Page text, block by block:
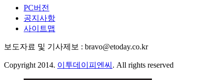
PC버전
공지사항
사이트맵
보도자료 및 기사제보 : bravo@etoday.co.kr
Copyright 2014. 이투데이피엔씨 . All rights reserved